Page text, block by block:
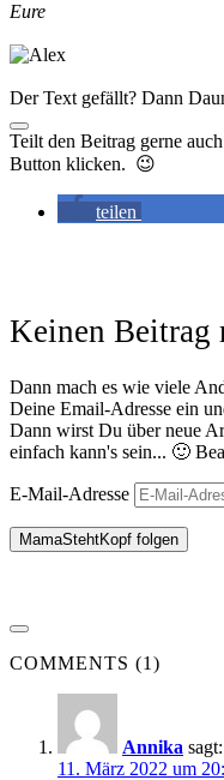
Eure
Der Text gefällt? Dann
Teilt den Beitrag gerne
Button klicken. 😉
teilen
Keinen Beitrag
Dann mach es wie viele
Deine Email-Adresse ein
Dann wirst Du über neue
einfach kann's sein... 🙂
E-Mail-Adresse
MamaStehtKopf folgen
COMMENTS (1)
Annika sagt:
11. März 2022 um